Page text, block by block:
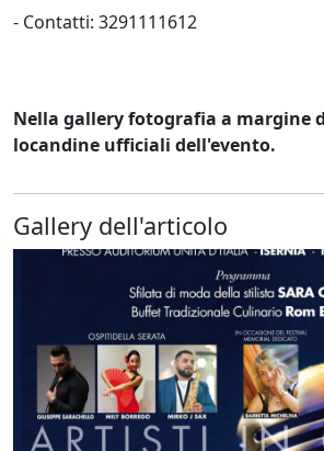
- Contatti: 3291111612
Nella gallery fotografia a margine
locandine ufficiali dell'evento.
Gallery dell'articolo